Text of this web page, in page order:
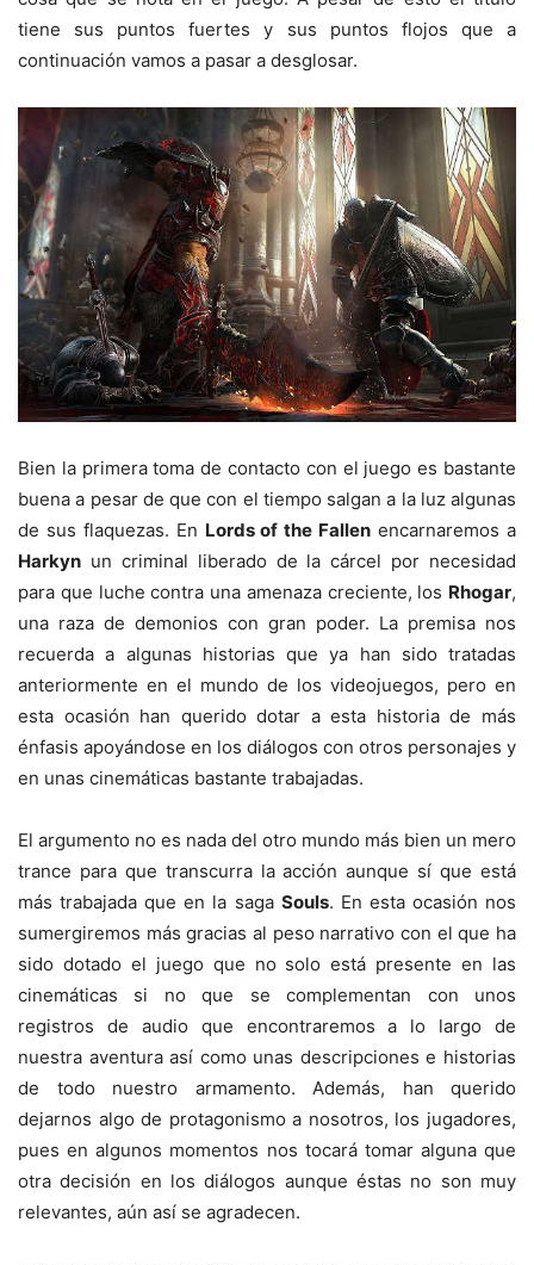
tiene sus puntos fuertes y sus puntos flojos que a
continuación vamos a pasar a desglosar.
Bien la primera toma de contacto con el juego es bastante
buena a pesar de que con el tiempo salgan a la luz algunas
de sus flaquezas. En Lords of the Fallen encarnaremos a
Harkyn un criminal liberado de la cárcel por necesidad
para que luche contra una amenaza creciente, los Rhogar,
una raza de demonios con gran poder. La premisa nos
recuerda a algunas historias que ya han sido tratadas
anteriormente en el mundo de los videojuegos, pero en
esta ocasión han querido dotar a esta historia de más
énfasis apoyándose en los diálogos con otros personajes y
en unas cinemáticas bastante trabajadas.
El argumento no es nada del otro mundo más bien un mero
trance para que transcurra la acción aunque sí que está
más trabajada que en la saga Souls. En esta ocasión nos
sumergiremos más gracias al peso narrativo con el que ha
sido dotado el juego que no solo está presente en las
cinemáticas si no que se complementan con unos
registros de audio que encontraremos a lo largo de
nuestra aventura así como unas descripciones e historias
de todo nuestro armamento. Además, han querido
dejarnos algo de protagonismo a nosotros, los jugadores,
pues en algunos momentos nos tocará tomar alguna que
otra decisión en los diálogos aunque éstas no son muy
relevantes, aún así se agradecen.